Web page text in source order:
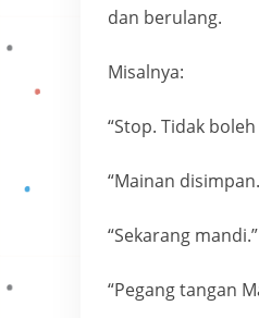
dan berulang.
Misalnya:
“Stop. Tidak
“Mainan
“Sekarang mandi.”
“Pegang tangan